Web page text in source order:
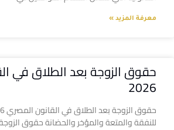
معرفة المزيد »
حقوق الزوجة بعد الطلاق في
2026
للنفقة والمتعة والمؤخر والحضانة حقوق